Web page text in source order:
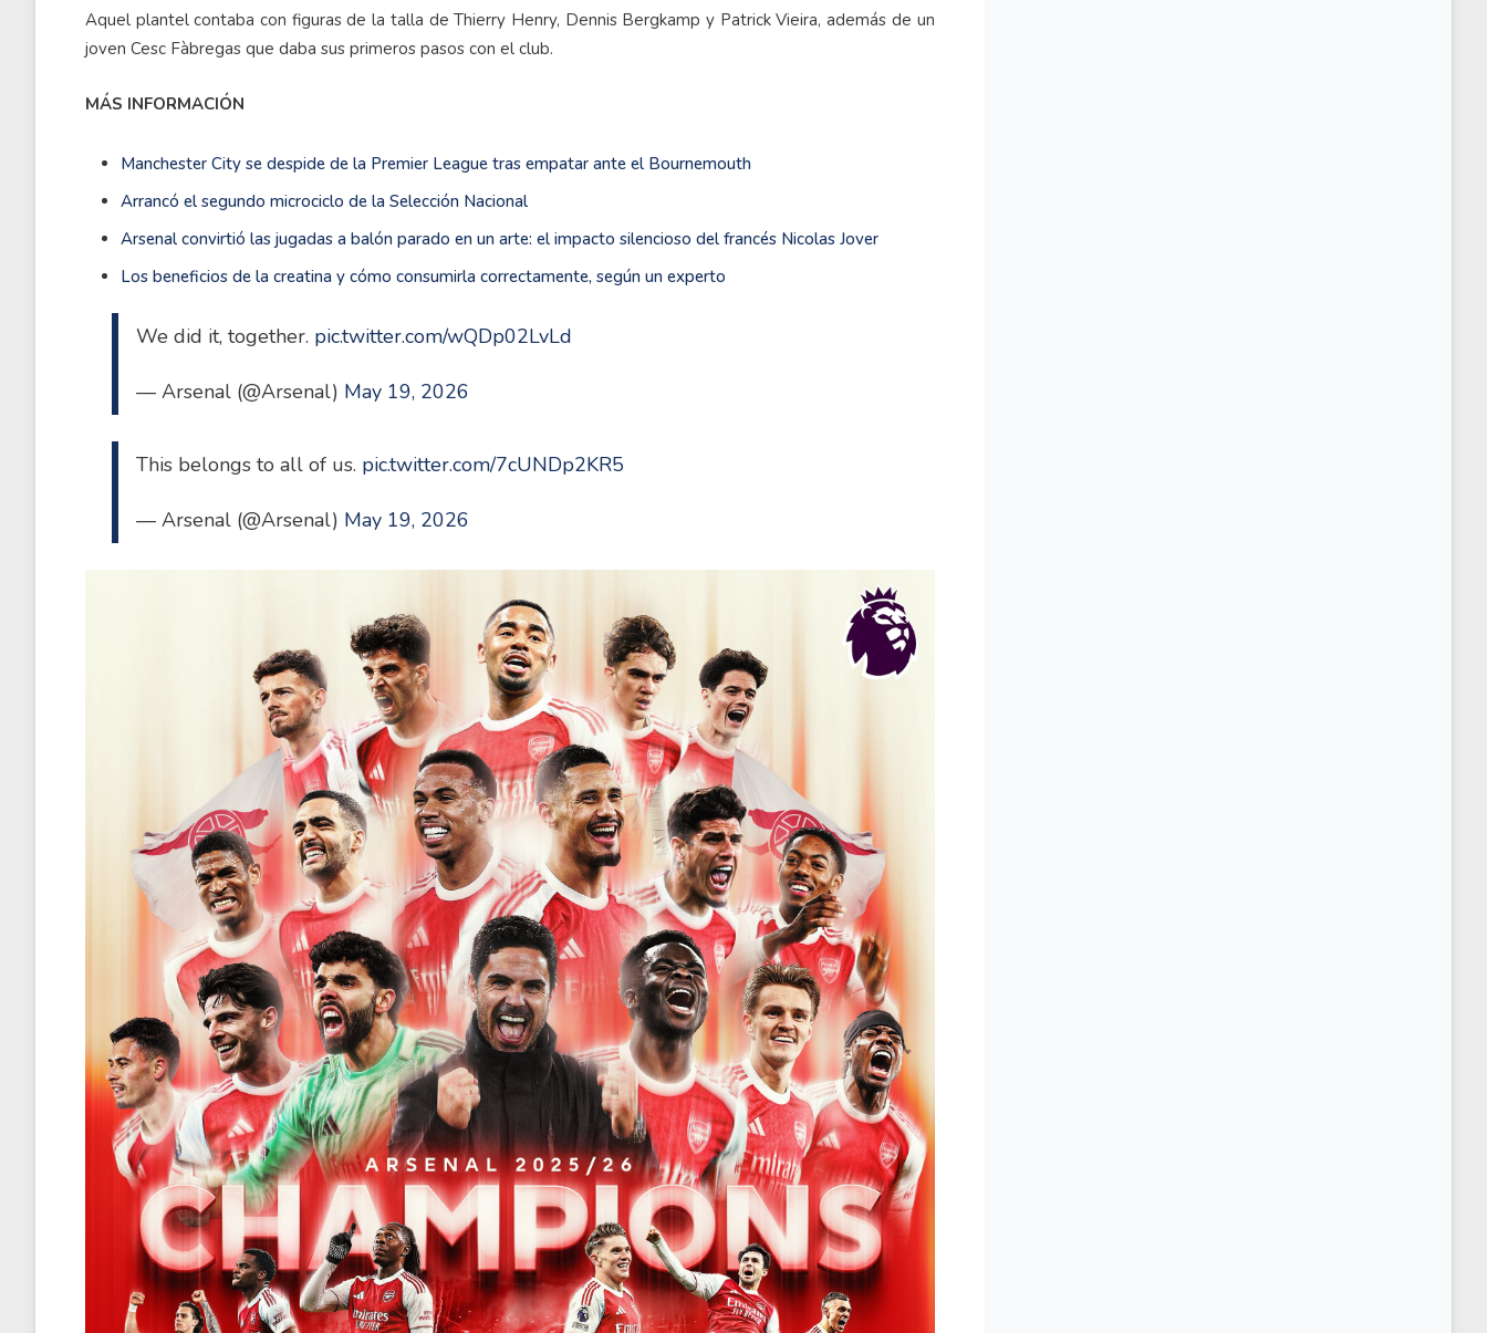
Aquel plantel contaba con figuras de la talla de Thierry Henry, Dennis Bergkamp y Patrick Vieira, además de un
joven Cesc Fàbregas que daba sus primeros pasos con el club.
MÁS INFORMACIÓN
Manchester City se despide de la Premier League tras empatar ante el Bournemouth
Arrancó el segundo microciclo de la Selección Nacional
Arsenal convirtió las jugadas a balón parado en un arte: el impacto silencioso del francés Nicolas Jover
Los beneficios de la creatina y cómo consumirla correctamente, según un experto
We did it, together. pic.twitter.com/wQDp02LvLd
— Arsenal (@Arsenal) May 19, 2026
This belongs to all of us. pic.twitter.com/7cUNDp2KR5
— Arsenal (@Arsenal) May 19, 2026